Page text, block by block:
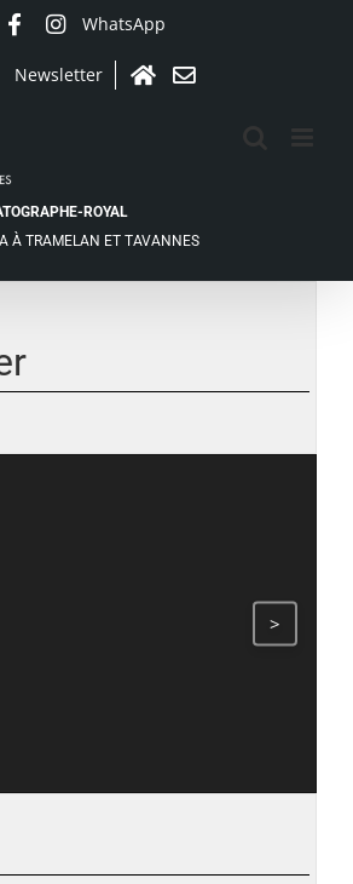
WhatsApp
Newsletter
Contact
ROYAL
À TRAMELAN ET TAVANNES
>